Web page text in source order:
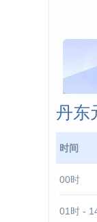
丹东
时间
00时
01时 -